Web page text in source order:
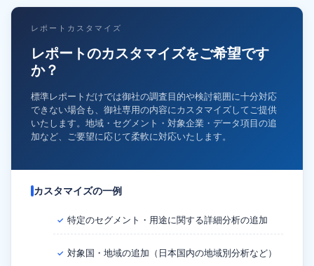
レポートカスタマイズ
レポートのカスタマイズをご希望です
か？
標準レポートだけでは御社の調査目的や検討範囲に十分対応
できない場合も、御社専用の内容にカスタマイズしてご提供
いたします。地域・セグメント・対象企業・データ項目の追
加など、ご要望に応じて柔軟に対応いたします。
カスタマイズの一例
✓ 特定のセグメント・用途に関する詳細分析の追加
✓ 対象国・地域の追加（日本国内の地域別分析など）